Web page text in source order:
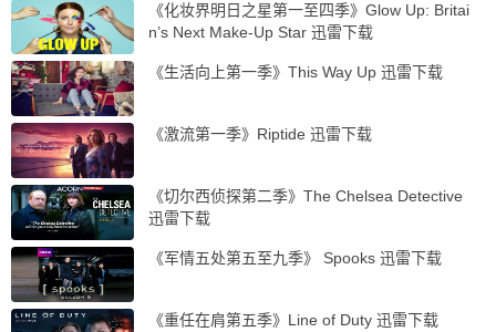
《化妆界明日之星第一至四季》Glow Up: Britai
n’s Next Make-Up Star 迅雷下载
《生活向上第一季》This Way Up 迅雷下载
《激流第一季》Riptide 迅雷下载
《切尔西侦探第二季》The Chelsea Detective
迅雷下载
《军情五处第五至九季》 Spooks 迅雷下载
《重任在肩第五季》Line of Duty 迅雷下载